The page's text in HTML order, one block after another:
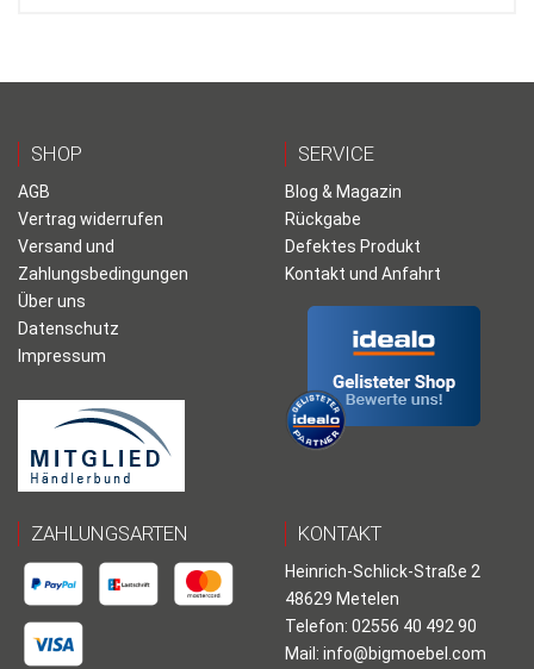
SHOP
AGB
Vertrag widerrufen
Versand und
Zahlungsbedingungen
Über uns
Datenschutz
Impressum
SERVICE
Blog & Magazin
Rückgabe
Defektes Produkt
Kontakt und Anfahrt
ZAHLUNGSARTEN KONTAKT
Heinrich-Schlick-Straße 2
48629 Metelen
Telefon: 02556 40 492 90
Mail: info@bigmoebel.com